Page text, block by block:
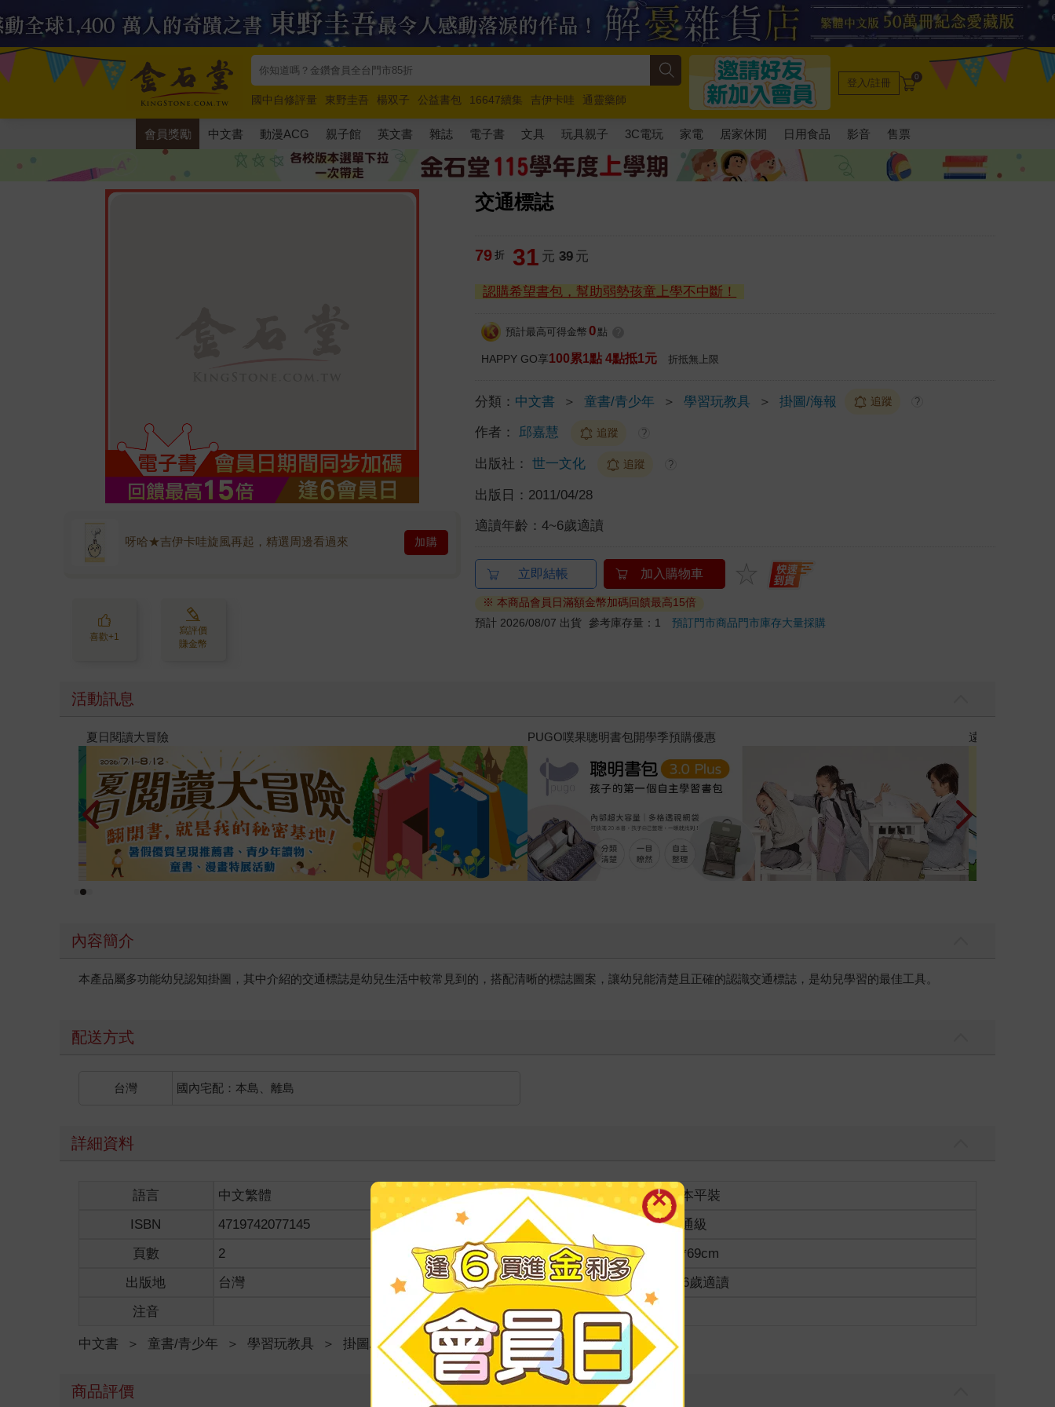
國中自修評量 東野圭吾 楊双子 公益書包 16647續集 吉伊卡哇
通靈藥師
唯紅花綻放
奧德賽 路邊攤新作 馬斯克 玩具總動員5 超慢跑
登入/註冊 0
會員獎勵 中文書 動漫ACG 親子館 英文書 雜誌 電子書 文具 玩具親子 3C電玩 家電 居家休閒 日用食品 影音 售票
交通標誌
呀哈★吉伊卡哇旋風再起，精選周邊看過來 加購
喜歡+1
寫評價
賺金幣
79 折 31 元 39 元
認購希望書包，幫助弱勢孩童上學不中斷！
預計最高可得金幣 0 點
HAPPY GO享100累1點 4點抵1元 折抵無上限
分類： 中文書 ＞ 童書/青少年 ＞ 學習玩教具 ＞ 掛圖/海報 追蹤 ?
作者： 邱嘉慧 追蹤 ?
出版社： 世一文化 追蹤 ?
出版日： 2011/04/28
適讀年齡：4~6歲適讀
立即結帳 加入購物車
※ 本商品會員日滿額金幣加碼回饋最高15倍
預計 2026/08/07 出貨 參考庫存量：1預訂門市商品門市庫存大量採購
活動訊息
遠流童書展75折起 三采童書滿額送防水袋
內容簡介
本產品屬多功能幼兒認知掛圖，其中介紹的交通標誌是幼兒生活中較常見到的，搭配清晰的標誌圖案，讓幼兒能清楚且正確的認識交通標誌，是幼兒學習的最佳工具。
配送方式
台灣 國內宅配：本島、離島
詳細資料
語言 中文繁體 裝訂
紙本平裝
ISBN
4719742077145
普通級
頁數
2 商品規格
49*69cm
出版地
台灣 適讀年齡
4~6歲適讀
注音
級別
中文書 ＞ 童書/青少年 ＞ 學習玩教具 ＞ 掛圖/海報
商品評價